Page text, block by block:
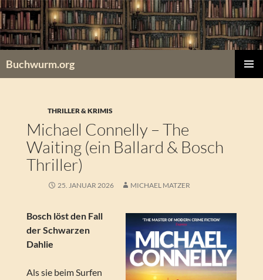
Zum
Inhalt
springen
Buchwurm.org
THRILLER & KRIMIS
Michael Connelly – The
Waiting (ein Ballard & Bosch
Thriller)
25. JANUAR 2026 MICHAEL MATZER
Bosch löst den Fall
der Schwarzen
Dahlie
Als sie beim Surfen